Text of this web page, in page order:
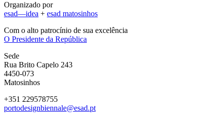
Organizado por
esad—idea + esad matosinhos
Com o alto patrocínio de sua excelência
O Presidente da República
Sede
Rua Brito Capelo 243
4450-073
Matosinhos
+351 229578755
portodesignbiennale@esad.pt